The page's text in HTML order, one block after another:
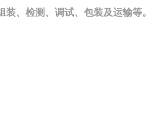
、检测、调试、包装及运输等。